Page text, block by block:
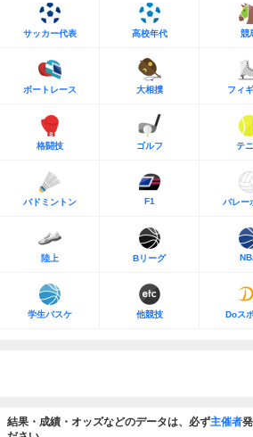
サッカー代表 高校年代 競
ボートレース 大相撲 フィ
格闘技 ゴルフ テ
バドミントン F1 バレー
陸上 Bリーグ
学生バスケ 他競技 Doス
結果・成績・オッズなどのデータは、必ず主催者